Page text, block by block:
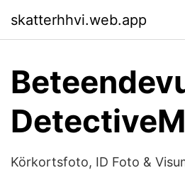
skatterhhvi.web.app
Körkortsfoto, ID Foto &